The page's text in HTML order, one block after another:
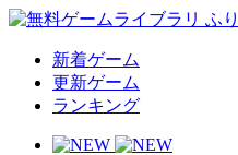
新着ゲーム
更新ゲーム
ランキング